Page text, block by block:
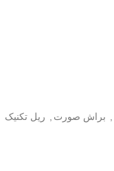
براش صورت ریل تکنیک